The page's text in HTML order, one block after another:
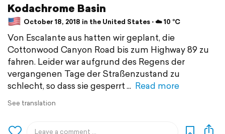
Kodachrome Basin
October 18, 2018 in the United States ⋅ ☁️ 10 °C
Von Escalante aus hatten wir geplant, die
Cottonwood Canyon Road bis zum Highway 89 zu
fahren. Leider war aufgrund des Regens der
vergangenen Tage der Straßenzustand zu
schlecht, so dass sie gesperrt
Read more
See translation